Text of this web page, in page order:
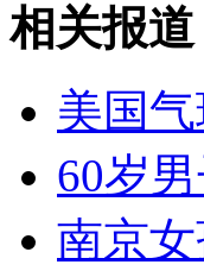
外交部：反对强
相关报道
美国
60岁
南京